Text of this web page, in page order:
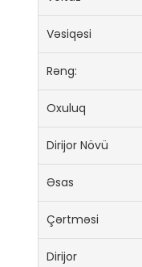
Vəsiqəsi
Rəng:
Oxuluq
Dirijor Növü
Əsas
Çərtməsi
Dirijor